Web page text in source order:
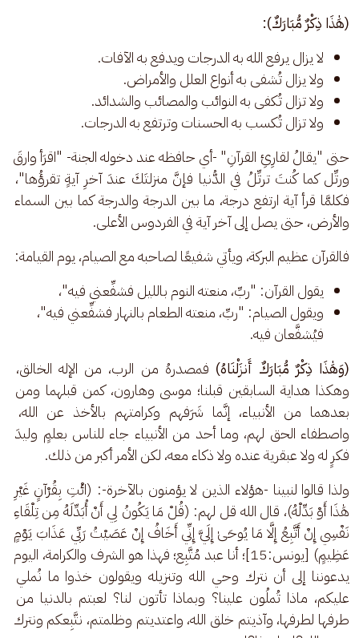
(هَٰذَا ذِكْرٌ مُّبَارَكٌ):
لا يزال يرفع الله به الدرجات ويدفع به الآفات.
ولا يزال تُشفى به أنواع العلل والأمراض.
ولا تزال تُكفى به النوائب والمصائب والشدائد.
ولا تزال تُكسب به الحسنات وترتفع به الدرجات.
حتى "يقالُ لقارِئِ القرآنِ" -أي حافظه عند دخوله الجنة- "اقرَأ وارقَ
ورتِّل كما كُنتَ ترتِّلُ في الدُّنيا فإنَّ منزلتَكَ عندَ آخرِ آيةٍ تقرؤُها"،
فكلمَّا قرأ آية ارتفع درجة، ما بين الدرجة والدرجة كما بين السماء
والأرض، حتى يصل إلى آخر آية في الفردوس الأعلى.
فالقرآن عظيم البركة، ويأتي شفيعًا لصاحبه مع الصيام، يوم القيامة:
يقول القرآن: "ربِّ، منعته النوم بالليل فشفِّعني فيه"،
ويقول الصيام: "ربِّ، منعته الطعام بالنهار فشفِّعني فيه"،
فيُشفَّعان فيه.
(وَهَٰذَا ذِكْرٌ مُّبَارَكٌ أَنزَلْنَاهُ) فمصدرهُ من الرب، من الإله الخالق،
وهكذا هداية السابقين قبلنا؛ موسى وهارون، كمن قبلهما ومن
بعدهما من الأنبياء، إنَّما شَرَفهم وكرامتهم بالأخذ عن الله،
واصطفاء الحق لهم، وما أحد من الأنبياء جاء للناس بعلمٍ وليدَ
فكرٍ له ولا عبقرية عنده ولا ذكاء معه، لكن الأمر أكبر من ذلك.
ولذا قالوا لنبينا -هؤلاء الذين لا يؤمنون بالآخرة-: (ائْتِ بِقُرْآنٍ غَيْرِ
هَٰذَا أَوْ بَدِّلْهُ)، قال الله قل لهم: (قُلْ مَا يَكُونُ لِي أَنْ أُبَدِّلَهُ مِن تِلْقَاءِ
نَفْسِي إِنْ أَتَّبِعُ إِلَّا مَا يُوحَىٰ إِلَيَّ إِنِّي أَخَافُ إِنْ عَصَيْتُ رَبِّي عَذَابَ يَوْمٍ
عَظِيمٍ) [يونس:15]؛ أنا عبد مُتَّبِع؛ فهذا هو الشرف والكرامة، اليوم
يدعوننا إلى أن نترك وحي الله وتنزيله ويقولون خذوا ما نُملي
عليكم، ماذا تُملُون علينا؟ وبماذا تأتون لنا؟ لعبتم بالدنيا من
طرفها لطرفها، وآذيتم خلق الله، واعتديتم وظلمتم، نتَّبِعكم ونترك